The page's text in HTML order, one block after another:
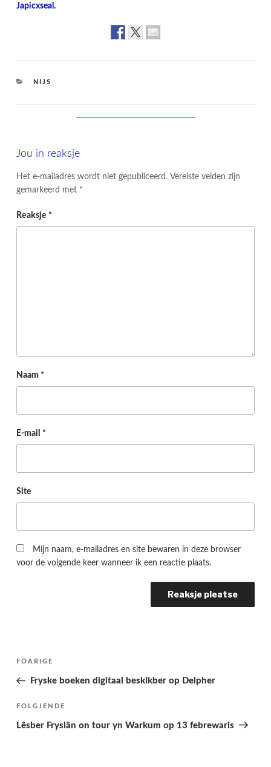
Japicxseal.
CATEGORIES
NIJS
Jou in reaksje
Het e-mailadres wordt niet gepubliceerd. Vereiste velden zijn
gemarkeerd met *
Reaksje *
Naam *
E-mail *
Site
Mijn naam, e-mailadres en site bewaren in deze browser
voor de volgende keer wanneer ik een reactie plaats.
Berichtnavigatie
Folgjende
pagina
FOARIGE
Fryske boeken digitaal beskikber op Delpher
Folgjend
berjocht
FOLGJENDE
Lêsber Fryslân on tour yn Warkum op 13 febrewaris